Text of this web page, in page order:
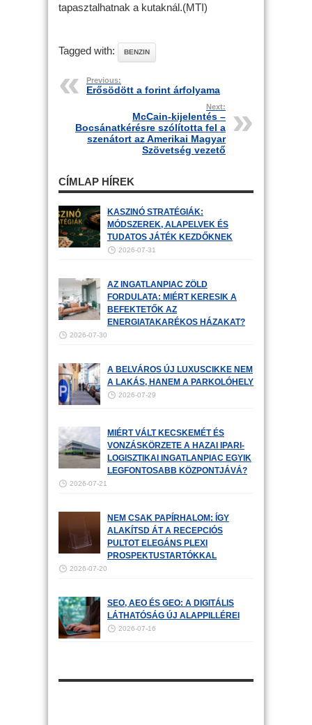
tapasztalhatnak a kutaknál.(MTI)
Tagged with: BENZIN
Previous:
Erősödött a forint árfolyama
Next:
McCain-kijelentés –
Bocsánatkérésre szólította fel a
szenátort az Amerikai Magyar
Szövetség vezető
CÍMLAP HÍREK
KASZINÓ STRATÉGIÁK:
MÓDSZEREK, ALAPELVEK ÉS
TUDATOS JÁTÉK KEZDŐKNEK
2026-07-31
AZ INGATLANPIAC ZÖLD
FORDULATA: MIÉRT KERESIK A
BEFEKTETŐK AZ
ENERGIATAKARÉKOS HÁZAKAT?
2026-07-30
A BELVÁROS ÚJ LUXUSCIKKE NEM
A LAKÁS, HANEM A PARKOLÓHELY
2026-07-29
MIÉRT VÁLT KECSKEMÉT ÉS
VONZÁSKÖRZETE A HAZAI IPARI-
LOGISZTIKAI INGATLANPIAC EGYIK
LEGFONTOSABB KÖZPONTJÁVÁ?
2026-07-21
NEM CSAK PAPÍRHALOM: ÍGY
ALAKÍTSD ÁT A RECEPCIÓS
PULTOT ELEGÁNS PLEXI
PROSPEKTUSTARTÓKKAL
2026-07-20
SEO, AEO ÉS GEO: A DIGITÁLIS
LÁTHATÓSÁG ÚJ ALAPPILLÉREI
2026-07-16